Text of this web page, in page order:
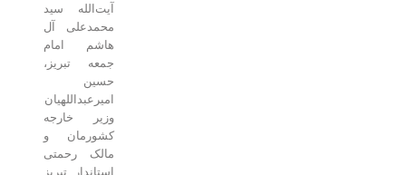
آیت‌الله سید
محمدعلی آل
هاشم امام
جمعه تبریز،
امیرعبداللهیان
وزیر خارجه
کشورمان و
مالک رحمتی
استاندار تبریز